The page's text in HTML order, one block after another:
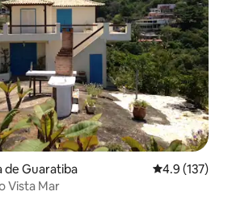
de Guaratiba Calificación
4.9 (137)
Vista Mar